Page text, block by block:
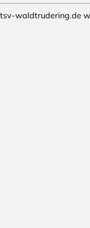
tsv-waldtrudering.de